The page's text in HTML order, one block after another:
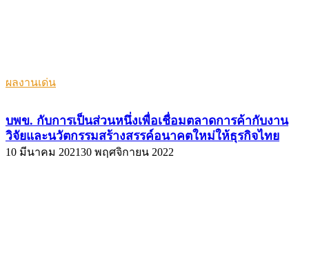
ผลงานเด่น
บพข. กับการเป็นส่วนหนึ่งเพื่อเชื่อมตลาดการค้ากับงาน
วิจัยและนวัตกรรมสร้างสรรค์อนาคตใหม่ให้ธุรกิจไทย
10 มีนาคม 202130 พฤศจิกายน 2022